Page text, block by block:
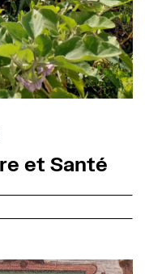
et Santé